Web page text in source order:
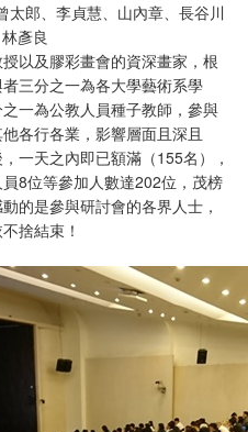
太郎、李貞慧、山內章、長谷川
彥良
以及膠彩畫會的資深畫家，根
三分之一為各大學藝術系學
一為公教人員種子教師，參與
各行各業，影響層面且深且
一天之內即已額滿（155名），
8位等參加人數達202位，茂榜
的是參與研討會的各界人士，
捨結束！